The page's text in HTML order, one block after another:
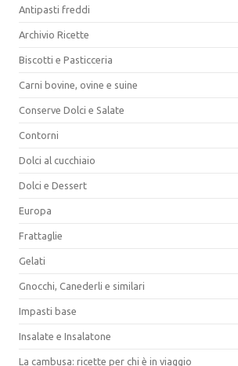
Antipasti freddi
Archivio Ricette
Biscotti e Pasticceria
Carni bovine, ovine e suine
Conserve Dolci e Salate
Contorni
Dolci al cucchiaio
Dolci e Dessert
Europa
Frattaglie
Gelati
Gnocchi, Canederli e similari
Impasti base
Insalate e Insalatone
La cambusa: ricette per chi è in viaggio